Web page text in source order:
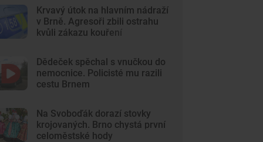
Krvavý útok na hlavním nádraží
v Brně. Agresoři zbili ostrahu
kvůli zákazu kouření
Dědeček spěchal s vnučkou do
nemocnice. Policisté mu razili
cestu Brnem
Na Svoboďák dorazí stovky
krojovaných. Brno chystá první
celoměstské hody